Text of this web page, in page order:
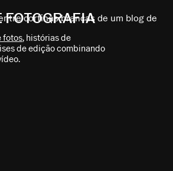
FOTOGRAFIA
fotos, histórias de
de edição combinando